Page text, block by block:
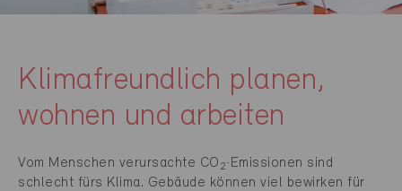
Klimafreundlich planen,
wohnen und arbeiten
Vom Menschen verursachte CO 2 - Emissionen sind
schlecht fürs Klima. Gebäude können viel bewirken für